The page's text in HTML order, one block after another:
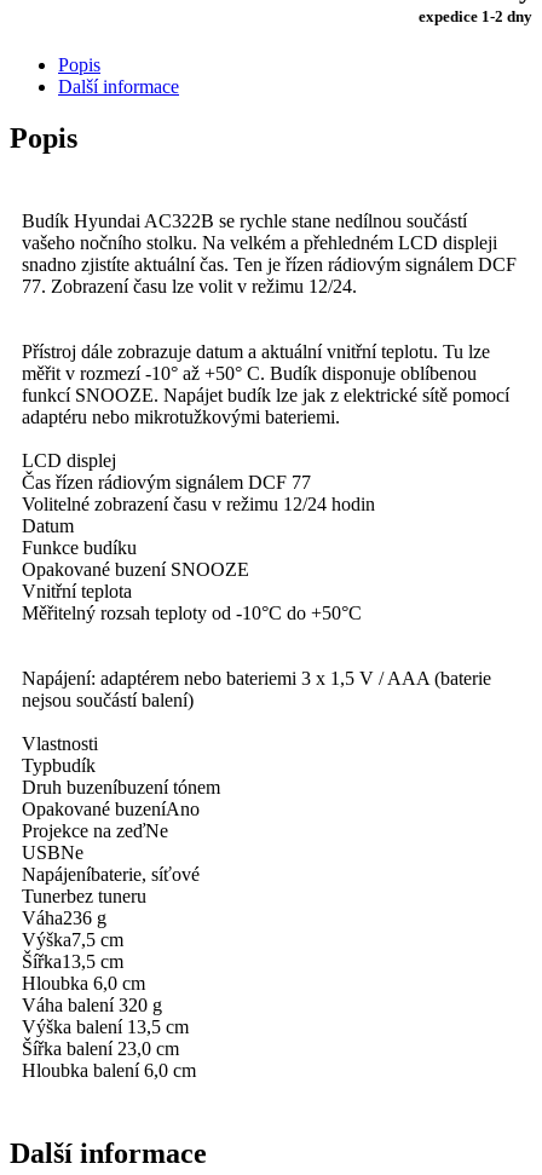
expedice 1-2 dny
Popis
Další informace
Popis
Budík Hyundai AC322B se rychle stane nedílnou součástí
vašeho nočního stolku. Na velkém a přehledném LCD displeji
snadno zjistíte aktuální čas. Ten je řízen rádiovým signálem DCF
77. Zobrazení času lze volit v režimu 12/24.
Přístroj dále zobrazuje datum a aktuální vnitřní teplotu. Tu lze
měřit v rozmezí -10° až +50° C. Budík disponuje oblíbenou
funkcí SNOOZE. Napájet budík lze jak z elektrické sítě pomocí
adaptéru nebo mikrotužkovými bateriemi.
LCD displej
Čas řízen rádiovým signálem DCF 77
Volitelné zobrazení času v režimu 12/24 hodin
Datum
Funkce budíku
Opakované buzení SNOOZE
Vnitřní teplota
Měřitelný rozsah teploty od -10°C do +50°C
Napájení: adaptérem nebo bateriemi 3 x 1,5 V / AAA (baterie
nejsou součástí balení)
Vlastnosti
Typbudík
Druh buzeníbuzení tónem
Opakované buzeníAno
Projekce na zeďNe
USBNe
Napájeníbaterie, síťové
Tunerbez tuneru
Váha236 g
Výška7,5 cm
Šířka13,5 cm
Hloubka 6,0 cm
Váha balení 320 g
Výška balení 13,5 cm
Šířka balení 23,0 cm
Hloubka balení 6,0 cm
Další informace